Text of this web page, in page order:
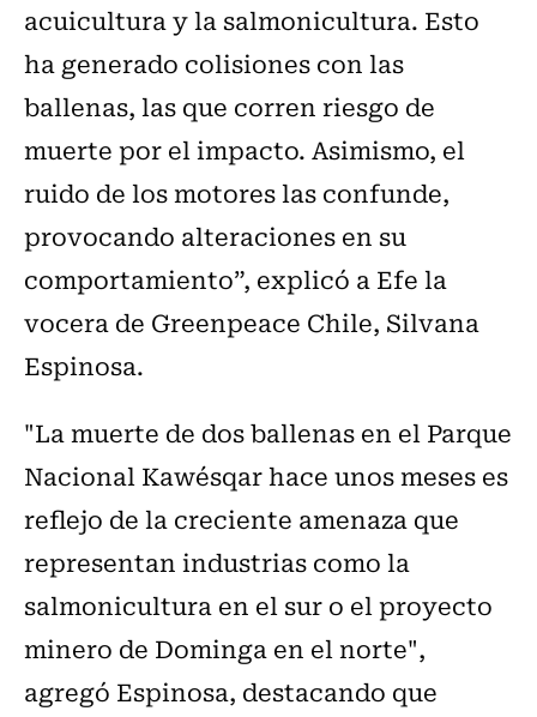
acuicultura y la salmonicultura. Esto
ha generado colisiones con las
ballenas, las que corren riesgo de
muerte por el impacto. Asimismo, el
ruido de los motores las confunde,
provocando alteraciones en su
comportamiento”, explicó a Efe la
vocera de Greenpeace Chile, Silvana
Espinosa.
"La muerte de dos ballenas en el Parque
Nacional Kawésqar hace unos meses es
reflejo de la creciente amenaza que
representan industrias como la
salmonicultura en el sur o el proyecto
minero de Dominga en el norte",
agregó Espinosa, destacando que